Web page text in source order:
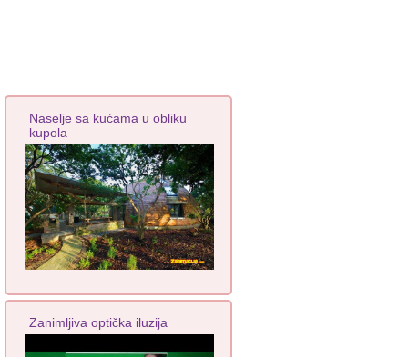
Naselje sa kućama u obliku
kupola
Zanimljiva optička iluzija